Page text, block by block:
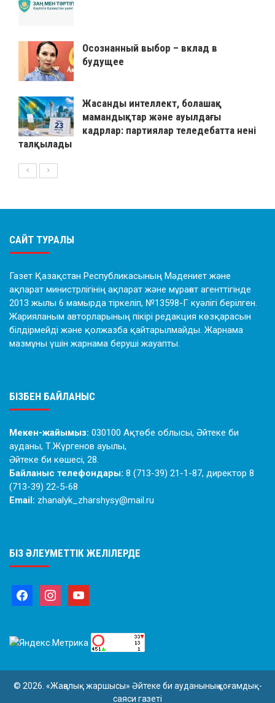
Осознанный выбор – вклад в
будущее
Жасанды интеллект, болашақ
мамандықтар және ауылдағы
кадрлар: партиялар теледебатта нені
талқылады
САЙТ ТУРАЛЫ
Газет Қазақстан Республикасының Мәдениет және
ақпарат министрлігінің ақпарат және мұрағат агенттігінде
2013 жылы 6 мамырда тіркеліп, №13598-Г куәлігі берілген.
Жарияланым авторларының пікірі редакция көзқарасын
білдірмейді және қолжазба қайтарылмайды. Жарнама
мазмұны үшін жарнама беруші жауапты.
БІЗБЕН БАЙЛАНЫС
Мекен-жайымыз: 030100 Ақтөбе облысы, Әйтеке би
ауданы, Т.Жүргенов ауылы,
Әйтеке би көшесі, 28.
Байланыс телефондары: 8 (713-39) 21-1-87, директор 8
(713-39) 22-5-68
Email: zhanalyk_zharshysy@mail.ru
БІЗ ӘЛЕУМЕТТІК ЖЕЛІЛЕРДЕ
© 2026. «Жаңалық жаршысы» Әйтеке би ауданының қоғамдық-
саяси газеті